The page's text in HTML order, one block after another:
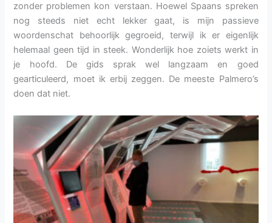
zonder problemen kon verstaan. Hoewel Spaans spreken
nog steeds niet echt lekker gaat, is mijn passieve
woordenschat behoorlijk gegroeid, terwijl ik er eigenlijk
helemaal geen tijd in steek. Wonderlijk hoe zoiets werkt in
je hoofd. De gids sprak wel langzaam en goed
gearticuleerd, moet ik erbij zeggen. De meeste Palmero’s
doen dat niet.